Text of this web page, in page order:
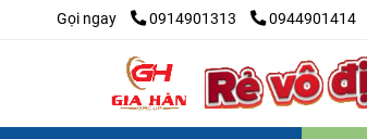
Gọi ngay 0914901313 0944901414